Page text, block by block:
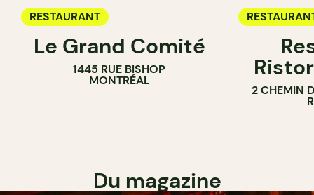
RESTAURANT
Le Grand Comité
1445 RUE BISHOP
MONTRÉAL
2 CHEMIN
Du magazine